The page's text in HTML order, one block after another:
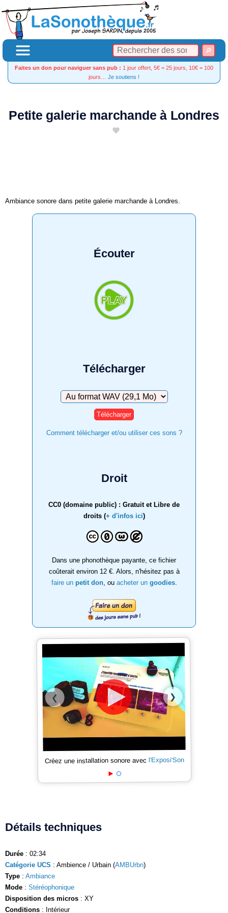
Faites un don pour naviguer sans pub : 1 jour offert, 5€ = 25 jours, 10€ = 100
jours… Je soutiens !
Petite galerie marchande à Londres
Ambiance sonore dans petite galerie marchande à Londres.
Écouter
Télécharger
Télécharger
Comment télécharger et/ou utiliser ces sons ?
Droit
CC0 (domaine public) : Gratuit et Libre de
droits (+ d'infos ici)
Dans une phonothèque payante, ce fichier
coûterait environ 12 €. Alors, n'hésitez pas à
faire un petit don, ou acheter un goodies.
❮ ❯
Créez une installation sonore avec l'Exposi'Son
Détails techniques
Durée : 02:34
Catégorie UCS : Ambience / Urbain (AMBUrbn)
Type : Ambiance
Mode : Stéréophonique
Disposition des micros : XY
Conditions : Intérieur